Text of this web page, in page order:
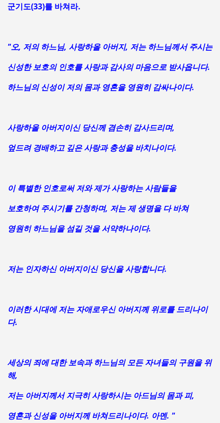
군기도(33)를 바쳐라.
"오, 저의 하느님, 사랑하올 아버지, 저는 하느님께서 주시는
신성한 보호의 인호를 사랑과 감사의 마음으로 받사옵니다.
하느님의 신성이 저의 몸과 영혼을 영원히 감싸나이다.
사랑하올 아버지이신 당신께 겸손히 감사드리며,
엎드려 경배하고 깊은 사랑과 충성을 바치나이다.
이 특별한 인호로써 저와 제가 사랑하는 사람들을
보호하여 주시기를 간청하며, 저는 제 생명을 다 바쳐
영원히 하느님을 섬길 것을 서약하나이다.
저는 인자하신 아버지이신 당신을 사랑합니다.
이러한 시대에 저는 자애로우신 아버지께 위로를 드리나이
다.
세상의 죄에 대한 보속과 하느님의 모든 자녀들의 구원을 위
해,
저는 아버지께서 지극히 사랑하시는 아드님의 몸과 피,
영혼과 신성을 아버지께 바쳐드리나이다. 아멘. "